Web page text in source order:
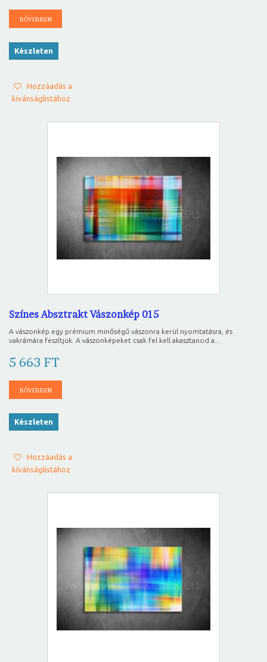
BŐVEBBEN
Készleten
Hozzáadás a
kívánságlistához
Színes Absztrakt Vászonkép 015
A vászonkép egy prémium minőségű vászonra kerül nyomtatásra, és
vakrámára feszítjük. A vászonképeket csak fel kell akasztanod a...
5 663 FT
BŐVEBBEN
Készleten
Hozzáadás a
kívánságlistához